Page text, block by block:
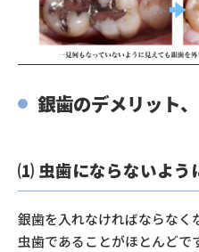
銀歯のデメリット
⑴ 虫歯にならないよう
銀歯を入れなければならなく
虫歯であることがほとんどで